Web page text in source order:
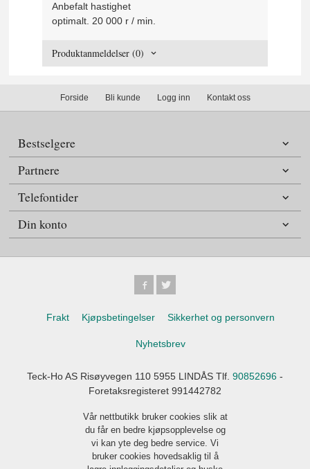
Anbefalt hastighet
optimalt. 20 000 r / min.
Produktanmeldelser (0)
Forside Bli kunde Logg inn Kontakt oss
Bestselgere
Partnere
Telefontider
Din konto
Frakt Kjøpsbetingelser Sikkerhet og personvern
Nyhetsbrev
Teck-Ho AS Risøyvegen 110 5955 LINDÅS Tlf. 90852696 -
Foretaksregisteret 991442782
Vår nettbutikk bruker cookies slik at
du får en bedre kjøpsopplevelse og
vi kan yte deg bedre service. Vi
bruker cookies hovedsaklig til å